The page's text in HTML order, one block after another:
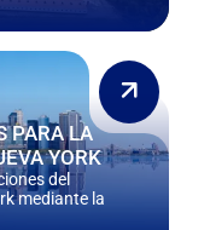
PARA LA
YORK
del
mediante la